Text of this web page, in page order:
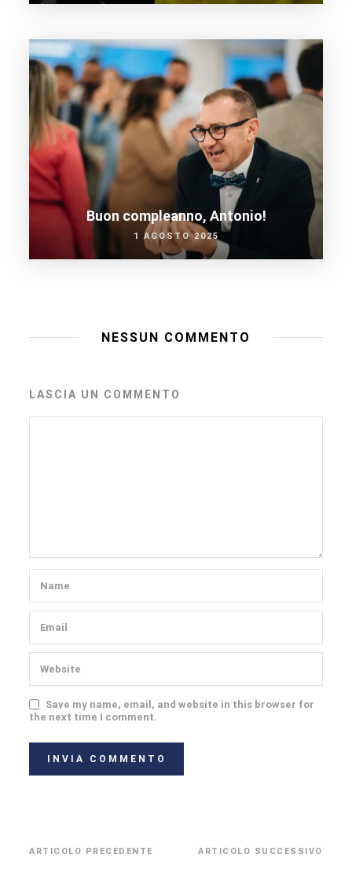
Buon compleanno, Antonio!
1 AGOSTO 2025
NESSUN COMMENTO
LASCIA UN COMMENTO
Save my name, email, and website in this browser for
the next time I comment.
ARTICOLO PRECEDENTE ARTICOLO SUCCESSIVO